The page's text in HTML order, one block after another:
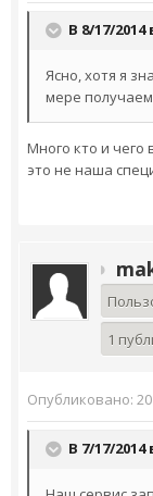
В 8/17/2014
Ясно, хотя я
мере получаем
Много кто и чего
это не наша
1
Опубликовано:
В 7/17/2014